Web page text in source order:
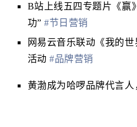
B站上线五四专题片《赢
功”#节日营销
网易云音乐联动《我的
活动 #品牌营销
黄渤成为哈啰品牌代言